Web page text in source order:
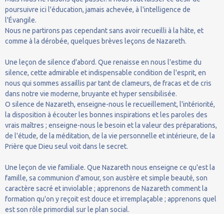
poursuivre ici l'éducation, jamais achevée, à l'intelligence de
l'Évangile.
Nous ne partirons pas cependant sans avoir recueilli à la hâte, et
comme à la dérobée, quelques brèves leçons de Nazareth.
Une leçon de silence d'abord. Que renaisse en nous l'estime du
silence, cette admirable et indispensable condition de l'esprit, en
nous qui sommes assaillis par tant de clameurs, de fracas et de cris
dans notre vie moderne, bruyante et hyper sensibilisée.
O silence de Nazareth, enseigne-nous le recueillement, l'intériorité,
la disposition à écouter les bonnes inspirations et les paroles des
vrais maîtres ; enseigne-nous le besoin et la valeur des préparations,
de l'étude, de la méditation, de la vie personnelle et intérieure, de la
Prière que Dieu seul voit dans le secret.
Une leçon de vie familiale. Que Nazareth nous enseigne ce qu'est la
famille, sa communion d'amour, son austère et simple beauté, son
caractère sacré et inviolable ; apprenons de Nazareth comment la
formation qu'on y reçoit est douce et irremplaçable ; apprenons quel
est son rôle primordial sur le plan social.